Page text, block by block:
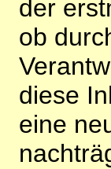
der
ob
diese
eine